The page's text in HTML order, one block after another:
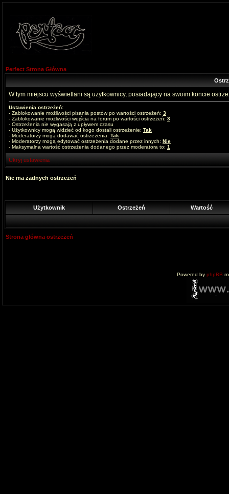
Perfect Strona Główna
W tym miejscu wyświetlani są użytkownicy, posiadający na swoim koncie
Ustawienia ostrzeżeń:
- Zablokowanie możliwości pisania postów po wartości ostrzeżeń: 3
- Zablokowanie możliwości wejścia na forum po wartości ostrzeżeń: 3
- Ostrzeżenia nie wygasają z upływem czasu
- Użytkownicy mogą widzieć od kogo dostali ostrzeżenie: Tak
- Moderatorzy mogą dodawać ostrzeżenia: Tak
- Moderatorzy mogą edytować ostrzeżenia dodane przez innych: Nie
- Maksymalna wartość ostrzeżenia dodanego przez moderatora to: 1
Ukryj ustawienia
Nie ma żadnych ostrzeżeń
Użytkownik Ostrzeżeń Wartość
Strona główna ostrzeżeń
Powered by phpBB